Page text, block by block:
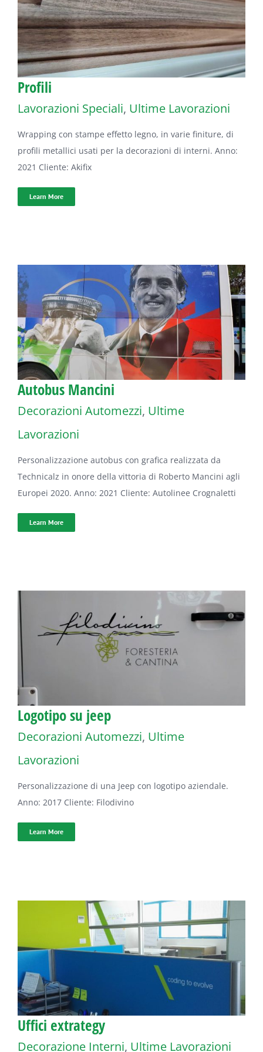
Profili
Lavorazioni Speciali, Ultime Lavorazioni
Wrapping con stampe effetto legno, in varie finiture, di
profili metallici usati per la decorazioni di interni. Anno:
2021 Cliente: Akifix
Learn More
Autobus Mancini
Decorazioni Automezzi, Ultime
Lavorazioni
Personalizzazione autobus con grafica realizzata da
Technicalz in onore della vittoria di Roberto Mancini agli
Europei 2020. Anno: 2021 Cliente: Autolinee Crognaletti
Learn More
Logotipo su jeep
Decorazioni Automezzi, Ultime
Lavorazioni
Personalizzazione di una Jeep con logotipo aziendale.
Anno: 2017 Cliente: Filodivino
Learn More
Uffici extrategy
Decorazione Interni, Ultime Lavorazioni